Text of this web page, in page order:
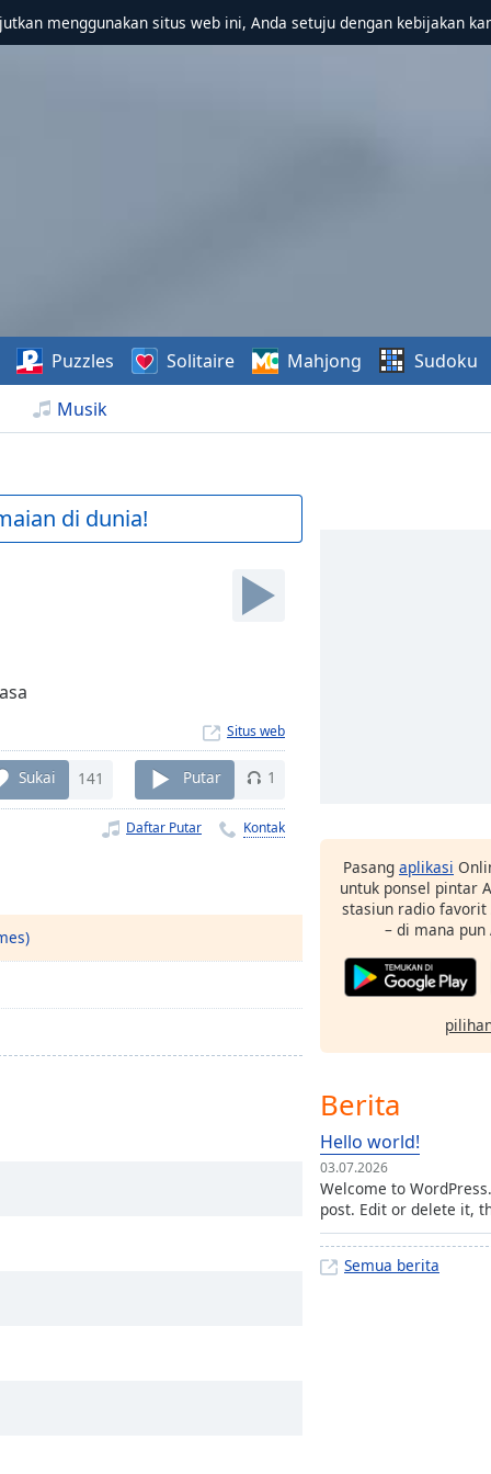
menggunakan situs web ini, Anda setuju dengan kebijakan
Musik
Puzzles Solitaire Mahjong Sudoku
di dunia!
Situs web
Sukai 141 Putar 1
Daftar Putar Kontak
Pasang aplikasi
untuk ponsel pintar
stasiun radio favorit
– di mana pun
Berita
Hello world!
03.07.2026
Welcome to
post. Edit or delete it,
Semua berita